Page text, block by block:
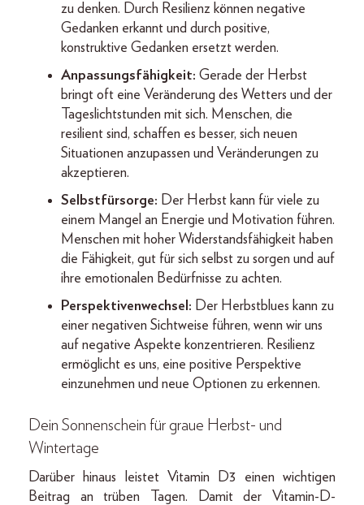
zu denken. Durch Resilienz können negative
Gedanken erkannt und durch positive,
konstruktive Gedanken ersetzt werden.
Anpassungsfähigkeit: Gerade der Herbst
bringt oft eine Veränderung des Wetters und der
Tageslichtstunden mit sich. Menschen, die
resilient sind, schaffen es besser, sich neuen
Situationen anzupassen und Veränderungen zu
akzeptieren.
Selbstfürsorge: Der Herbst kann für viele zu
einem Mangel an Energie und Motivation führen.
Menschen mit hoher Widerstandsfähigkeit haben
die Fähigkeit, gut für sich selbst zu sorgen und auf
ihre emotionalen Bedürfnisse zu achten.
Perspektivenwechsel: Der Herbstblues kann zu
einer negativen Sichtweise führen, wenn wir uns
auf negative Aspekte konzentrieren. Resilienz
ermöglicht es uns, eine positive Perspektive
einzunehmen und neue Optionen zu erkennen.
Dein Sonnenschein für graue Herbst- und
Wintertage
Darüber hinaus leistet Vitamin D3 einen wichtigen
Beitrag an trüben Tagen. Damit der Vitamin-D-